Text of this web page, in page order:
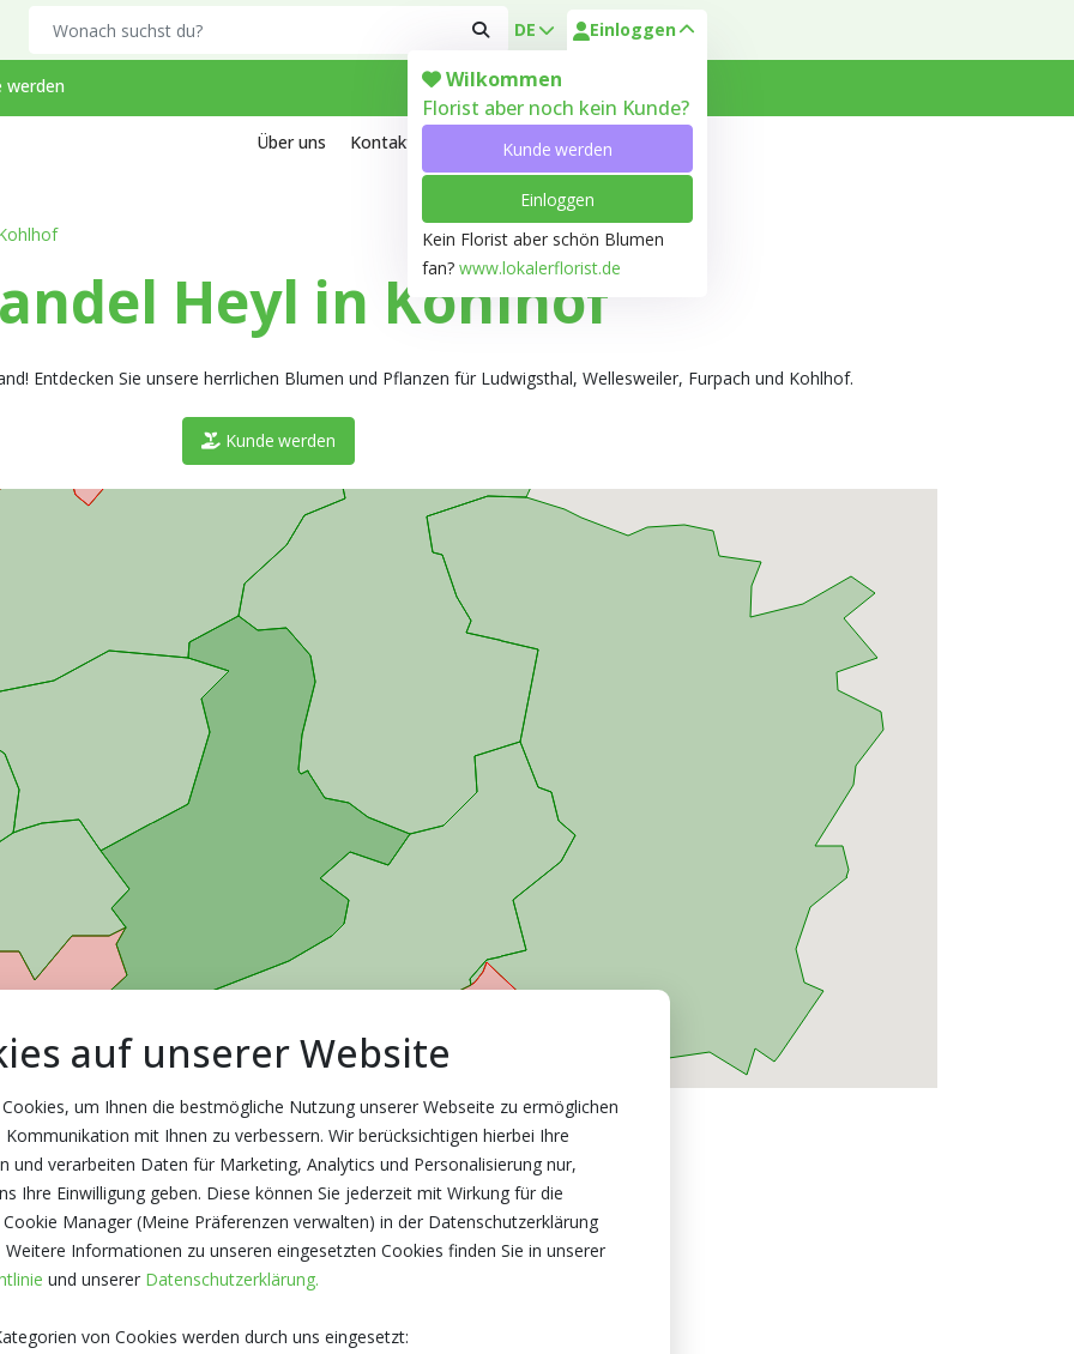
DE Einloggen
Wilkommen
Florist aber noch kein Kunde?
Kunde werden
Einloggen
Kein Florist aber schön Blumen
fan? www.lokalerflorist.de
werden
Über uns Kontakt Arbeiten bei Heyl Kundenservice
Heyl in Kohlhof
Entdecken Sie unsere herrlichen Blumen und Pflanzen für Ludwigsthal, Wellesweiler, Furpach und Kohlhof.
Kunde werden
auf unserer Website
um Ihnen die bestmögliche Nutzung unserer Webseite zu ermöglichen
Kommunikation mit Ihnen zu verbessern. Wir berücksichtigen hierbei Ihre
und verarbeiten Daten für Marketing, Analytics und Personalisierung nur,
Ihre Einwilligung geben. Diese können Sie jederzeit mit Wirkung für die
Manager (Meine Präferenzen verwalten) in der Datenschutzerklärung
Weitere Informationen zu unseren eingesetzten Cookies finden Sie in unserer
und unserer Datenschutzerklärung.
von Cookies werden durch uns eingesetzt: